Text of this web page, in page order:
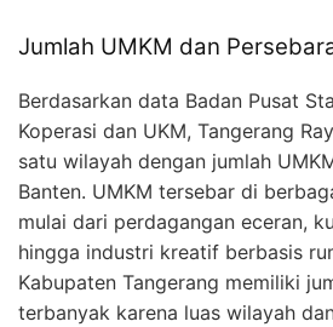
Jumlah UMKM dan
Berdasarkan data Badan Pusat
Koperasi dan UKM, Tangerang
satu wilayah dengan jumlah
Banten. UMKM tersebar di
mulai dari perdagangan eceran,
hingga industri kreatif berbasis
Kabupaten Tangerang memiliki
terbanyak karena luas wilayah